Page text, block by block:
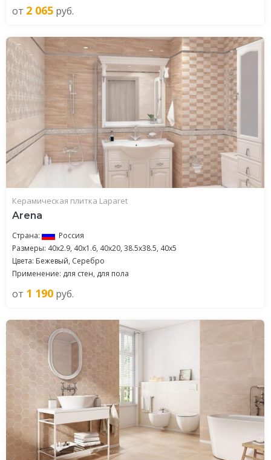
от 2 065 руб.
Керамическая плитка Laparet
Arena
Страна:
Россия
Размеры: 40x2.9, 40x1.6, 40x20, 38.5x38.5, 40x5
Цвета: Бежевый, Серебро
Применение: для стен, для пола
от 1 190 руб.